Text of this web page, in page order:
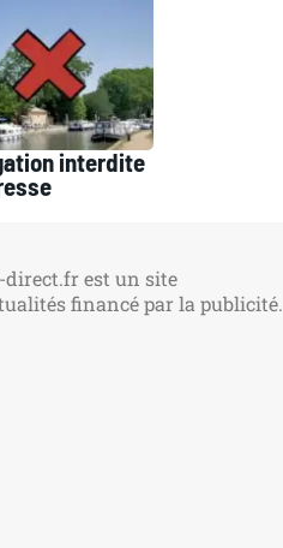
interdite
est un site
financé par la publicité.